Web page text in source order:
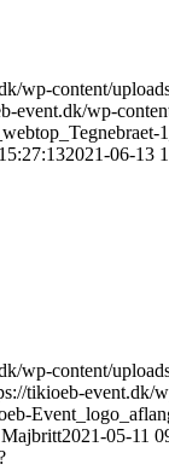
wp-content/
event.dk/wp-
2021-06-13
wp-content/
tikioeb-event.dk/
Majbritt2021-05-11